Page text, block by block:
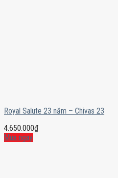
Royal Salute 23 năm – Chivas 23
4.650.000₫
Mua ngay